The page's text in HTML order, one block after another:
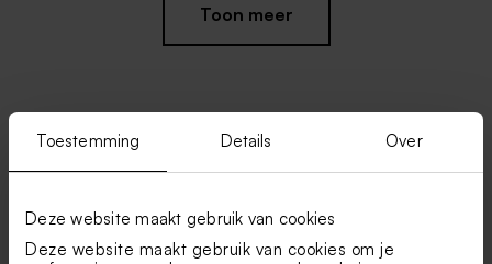
Toestemming Details Over
Deze website maakt gebruik van cookies
Deze website maakt gebruik van cookies om je
bloemen en namen
kaart met kleurrijke
bloemen
Toon meer
Vind je misschien ook leuk
Extra groot formaat